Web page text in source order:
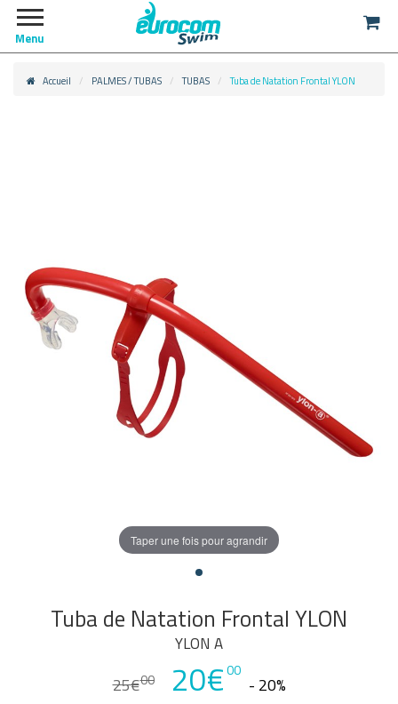
Menu
Accueil PALMES / TUBAS TUBAS Tuba de Natation Frontal YLON
Taper une fois pour agrandir
Tuba de Natation Frontal YLON
YLON A
25€00 20€00
- 20%